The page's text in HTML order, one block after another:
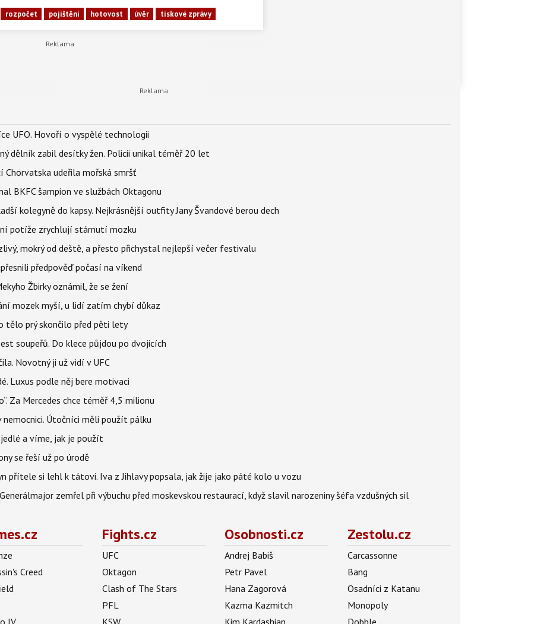
rozpočet pojištění hotovost úvěr tiskové zprávy
UFO. Hovoří o vyspělé technologii
dělník zabil desítky žen. Policii unikal téměř 20 let
Chorvatska udeřila mořská smršť
BKFC šampion ve službách Oktagonu
kolegyně do kapsy. Nejkrásnější outfity Jany Švandové berou dech
potíže zrychlují stárnutí mozku
mokrý od deště, a přesto přichystal nejlepší večer festivalu
předpověď počasí na víkend
Žbirky oznámil, že se žení
mozek myší, u lidí zatím chybí důkaz
tělo prý skončilo před pěti lety
soupeřů. Do klece půjdou po dvojicích
Novotný ji už vidí v UFC
Luxus podle něj bere motivaci
Za Mercedes chce téměř 4,5 milionu
Útočníci měli použít pálku
a víme, jak je použít
se řeší už po úrodě
přítele si lehl k tátovi. Iva z Jihlavy popsala, jak žije jako páté kolo u vozu
zemřel při výbuchu před moskevskou restaurací, když slavil narozeniny šéfa vzdušných sil
Creed
Fights.cz
UFC
Oktagon
Clash of The Stars
PFL
Osobnosti.cz
Andrej Babiš
Petr Pavel
Hana Zagorová
Kazma Kazmitch
Zestolu.cz
Carcassonne
Bang
Osadníci z Katanu
Monopoly